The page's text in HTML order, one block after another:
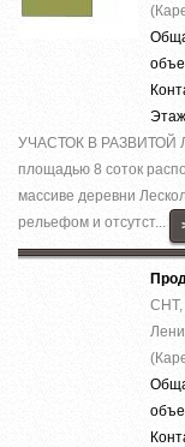
УЧАСТОК В РАЗВИТОЙ
площадью 8 соток
массиве деревни
рельефом и отсутст...
СНТ,